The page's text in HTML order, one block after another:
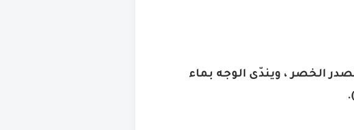
الخصر ، ويندّى الوجه بماء
).